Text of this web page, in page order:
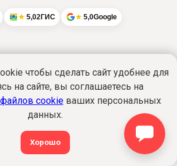
5,02ГИС 5,0Google
сайтwww.ikratut.ruносит
информационный характер
публичной офертой...
Подробнее
обработки персональных данных
Все права защищены. ИкраТуТ!
®
shop@ikratut.ru
чтобы сделать сайт удобнее для
на сайте, вы соглашаетесь на
cookieваших персональных
данных.
Хорошо